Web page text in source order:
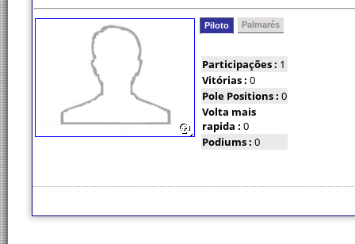
Piloto Palmarés
Participações : 1
Vitórias : 0
Pole Positions : 0
Volta mais
rapida : 0
Podiums : 0